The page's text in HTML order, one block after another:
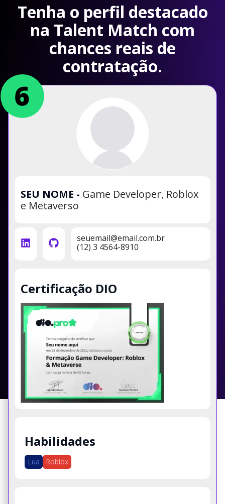
Tenha o perfil destacado
na Talent Match com
chances reais de
contratação.
SEU NOME - Game Developer, Roblox
e Metaverso
seuemail@email.com.br
(12) 3 4564-8910
Certificação DIO
Habilidades
Lua Roblox